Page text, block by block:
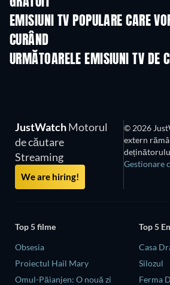
EMISIUNI TV POPULARE CARE
CURÂND
URMĂTOARELE EMISIUNI TV DE
Sezonul 6
JustWatchMotorul
de căutare
Streaming
We are hiring!
© 2026
extern
Gestionare
Top 5 filme
Obsesia
Proiectul Hail Mary
Omul-Păianjen: O nouă zi
Top 5
Casa
Silozul
Ferma